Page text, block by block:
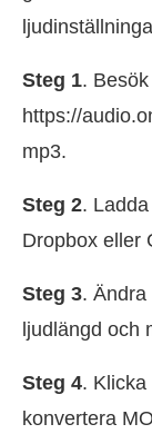
Steg 1.
https://
mp3.
Steg 2.
Dropbox eller
Steg 3.
ljudlängd och
Steg 4.
konvertera